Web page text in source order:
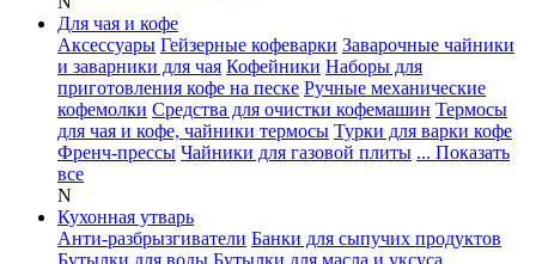
Для чая и кофе
Аксессуары Гейзерные кофеварки Заварочные чайники
и заварники для чая Кофейники Наборы для
приготовления кофе на песке Ручные механические
кофемолки Средства для очистки кофемашин Термосы
для чая и кофе, чайники термосы Турки для варки кофе
Френч-прессы Чайники для газовой плиты ... Показать
все
N
Кухонная утварь
Анти-разбрызгиватели Банки для сыпучих продуктов
Бутылки для воды Бутылки для масла и уксуса